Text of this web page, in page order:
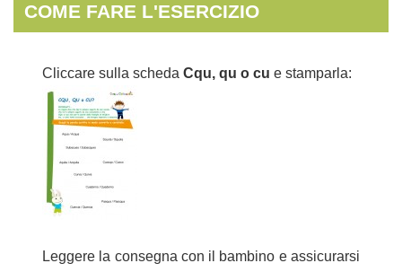
COME FARE L'ESERCIZIO
Cliccare sulla scheda Cqu, qu o cu e stamparla:
Leggere la consegna con il bambino e assicurarsi